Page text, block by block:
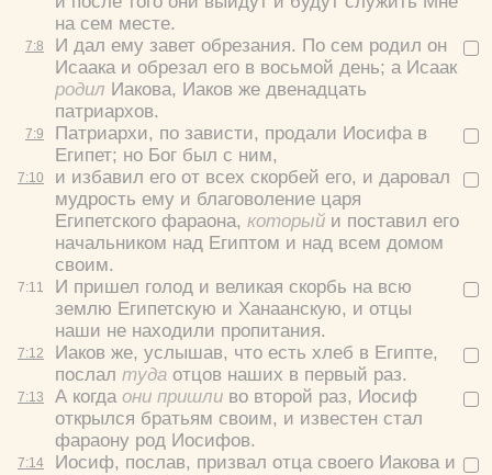
7:8
7:9
7:10
7:11
7:12
7:13
7:14
на сем месте.
И дал ему завет обрезания. По сем родил он
Исаака и обрезал его в восьмой день; а Исаак
родил Иакова, Иаков же двенадцать
патриархов.
Патриархи, по зависти, продали Иосифа в
Египет; но Бог был с ним,
и избавил его от всех скорбей его, и даровал
мудрость ему и благоволение царя
Египетского фараона, который и поставил его
начальником над Египтом и над всем домом
своим.
И пришел голод и великая скорбь на всю
землю Египетскую и Ханаанскую, и отцы
наши не находили пропитания.
Иаков же, услышав, что есть хлеб в Египте,
послал туда отцов наших в первый раз.
А когда они пришли во второй раз, Иосиф
открылся братьям своим, и известен стал
фараону род Иосифов.
Иосиф, послав, призвал отца своего Иакова и